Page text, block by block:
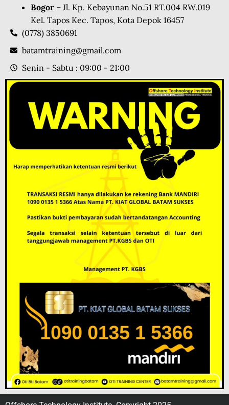
Bogor – Jl. Kp. Kebayunan No.51 RT.004 RW.019
Kel. Tapos Kec. Tapos, Kota Depok 16457
(0778) 3850691
batamtraining@gmail.com
Senin - Sabtu : 09:00 - 21:00